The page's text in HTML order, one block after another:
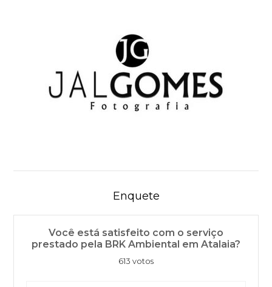
Enquete
Você está satisfeito com o serviço
prestado pela BRK Ambiental em Atalaia?
613 votos